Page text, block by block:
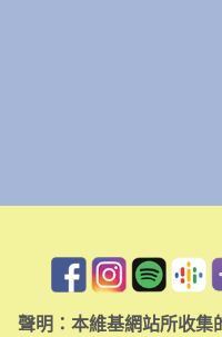
聲明：本維基網站所收集